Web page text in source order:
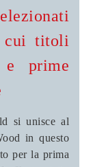
cui titoli
prime
si unisce al
in questo
per la prima